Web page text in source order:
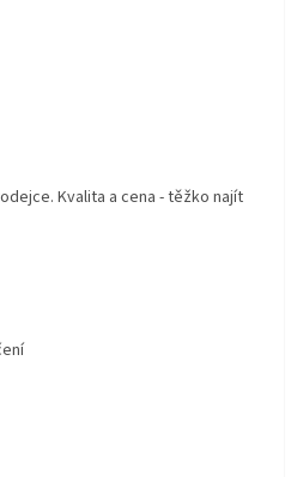
je 5 z 5 hvězdiček.
Kvalita a cena - těžko najít
je 5 z 5 hvězdiček.
je 5 z 5 hvězdiček.